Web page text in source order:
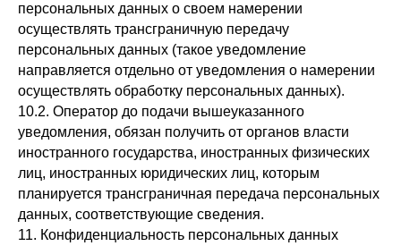
персональных данных о своем намерении
осуществлять трансграничную передачу
персональных данных (такое уведомление
направляется отдельно от уведомления о намерении
осуществлять обработку персональных данных).
10.2. Оператор до подачи вышеуказанного
уведомления, обязан получить от органов власти
иностранного государства, иностранных физических
лиц, иностранных юридических лиц, которым
планируется трансграничная передача персональных
данных, соответствующие сведения.
11. Конфиденциальность персональных данных